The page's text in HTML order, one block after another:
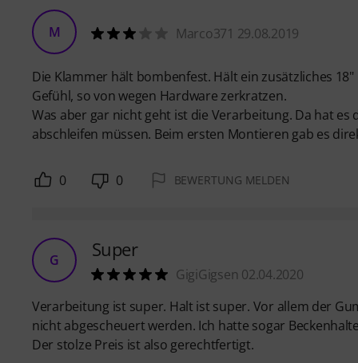
M Marco371 29.08.2019
Die Klammer hält bombenfest. Hält ein zusätzliches
Gefühl, so von wegen Hardware zerkratzen.
Was aber gar nicht geht ist die Verarbeitung. Da hat
abschleifen müssen. Beim ersten Montieren gab es
0 0 BEWERTUNG MELDEN
G Super
GigiGigsen 02.04.2020
Verarbeitung ist super. Halt ist super. Vor allem der
nicht abgescheuert werden. Ich hatte sogar
Der stolze Preis ist also gerechtfertigt.